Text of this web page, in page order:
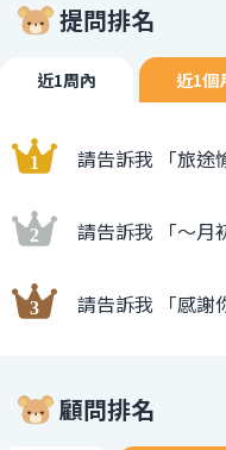
提問排名
近1周內 近1個
請告訴我 「旅途
請告訴我 「〜月
請告訴我 「感謝
顧問排名